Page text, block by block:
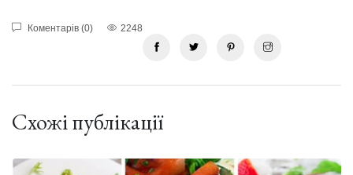
Коментарів (0) 2248
Схожі публікації